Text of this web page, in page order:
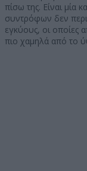
πίσω της. Είναι μία
συντρόφων δεν
εγκύους, οι οποίες
πιο χαμηλά από το